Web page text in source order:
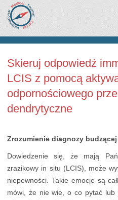
Skieruj odpowiedź
LCIS z pomocą
odpornościowego
dendrytyczne
Zrozumienie diagnozy
Dowiedzenie się, że mają
zrazikowy in situ (LCIS), może
niepewności. Takie emocje są
mówi, że nie wie, o co pytać lub